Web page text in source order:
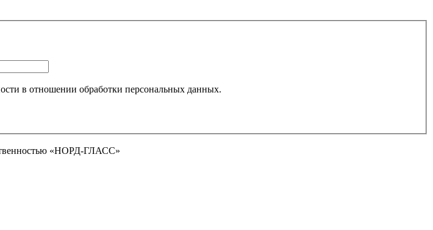
в отношении обработки персональных данных.
«НОРД-ГЛАСС»